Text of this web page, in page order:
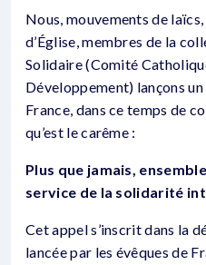
Nous, mouvements de
d’Église, membres de la
Solidaire (Comité
Développement) lançons
France, dans ce temps de
qu’est le carême :
Plus que jamais,
service de la solidarité
Cet appel s’inscrit dans la
lancée par les évêques de